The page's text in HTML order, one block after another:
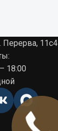
Перерва, 11с4
18:00